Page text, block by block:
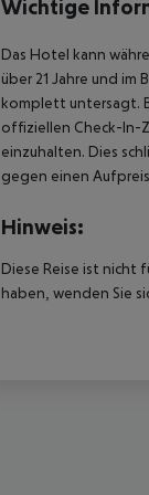
Wichtige
Das Hotel kann
über 21 Jahre und
komplett untersagt.
offiziellen Check-In-
einzuhalten. Dies
gegen einen
Hinweis:
Diese Reise ist nicht
haben, wenden Sie